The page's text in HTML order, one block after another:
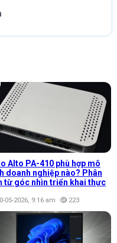
Alto PA-410 phù hợp mô
doanh nghiệp nào? Phân
từ góc nhìn triển khai thực
05-2026, 9:16 am 223